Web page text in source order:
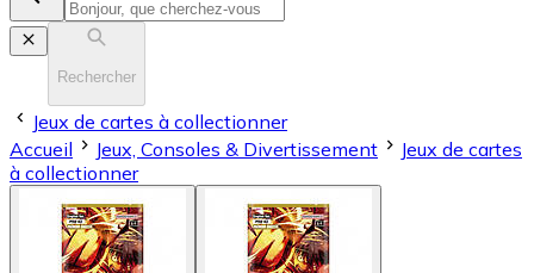
Rechercher
Jeux de cartes à collectionner
Accueil
Jeux, Consoles & Divertissement
Jeux de cartes
à collectionner